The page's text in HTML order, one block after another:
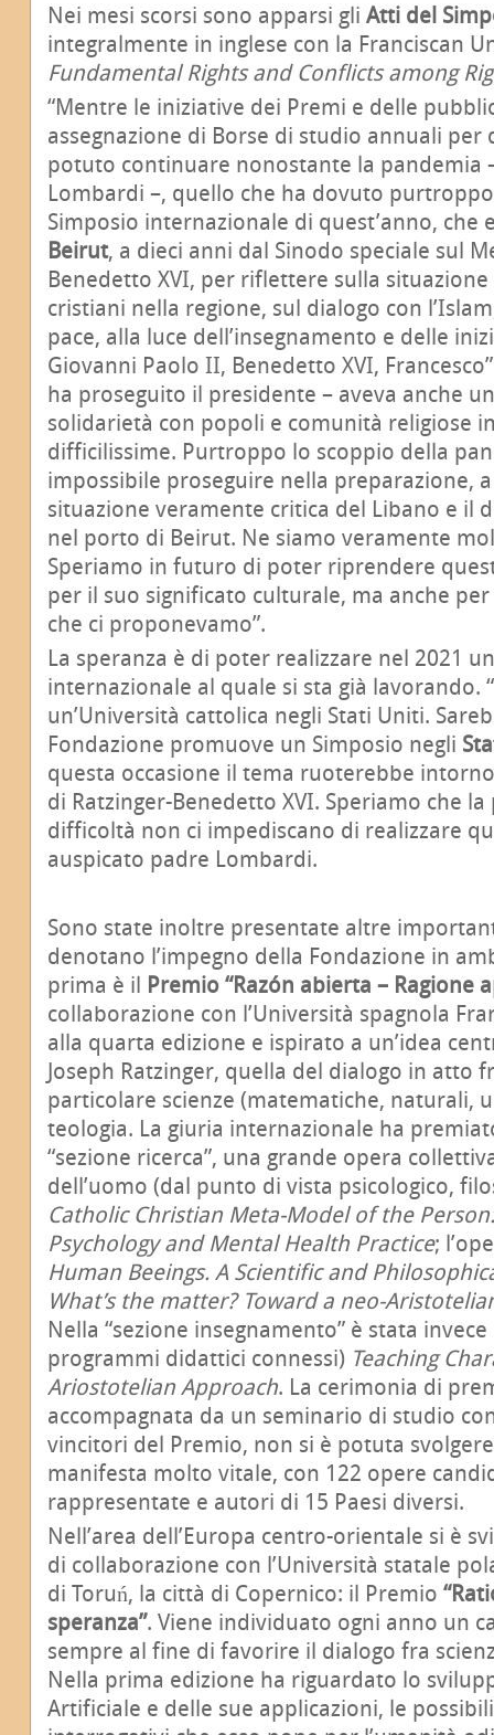
Nei mesi scorsi sono apparsi gli Atti del
integralmente in inglese con la Franciscan
Fundamental Rights and Conflicts among
“Mentre le iniziative dei Premi e delle
assegnazione di Borse di studio annuali
potuto continuare nonostante la pandemia
Lombardi –, quello che ha dovuto
Simposio internazionale di quest’anno, che
Beirut, a dieci anni dal Sinodo speciale sul
Benedetto XVI, per riflettere sulla situazione
cristiani nella regione, sul dialogo con
pace, alla luce dell’insegnamento e delle
Giovanni Paolo II, Benedetto XVI,
ha proseguito il presidente – aveva anche
solidarietà con popoli e comunità religiose
difficilissime. Purtroppo lo scoppio della
impossibile proseguire nella preparazione,
situazione veramente critica del Libano e il
nel porto di Beirut. Ne siamo veramente
Speriamo in futuro di poter riprendere
per il suo significato culturale, ma anche
che ci proponevamo”.
La speranza è di poter realizzare nel 2021
internazionale al quale si sta già lavorando.
un’Università cattolica negli Stati Uniti.
Fondazione promuove un Simposio negli
questa occasione il tema ruoterebbe
di Ratzinger-Benedetto XVI. Speriamo che
difficoltà non ci impediscano di realizzare
auspicato padre Lombardi.
Sono state inoltre presentate altre
denotano l’impegno della Fondazione in
prima è il Premio “Razón abierta – Ragione
collaborazione con l’Università spagnola
alla quarta edizione e ispirato a un’idea
Joseph Ratzinger, quella del dialogo in atto
particolare scienze (matematiche, naturali,
teologia. La giuria internazionale ha
“sezione ricerca”, una grande opera
dell’uomo (dal punto di vista psicologico,
Catholic Christian Meta-Model of the
Psychology and Mental Health Practice;
Human Beeings. A Scientific and
What’s the matter? Toward a neo-
Nella “sezione insegnamento” è stata
programmi didattici connessi) Teaching
Ariostotelian Approach. La cerimonia di
accompagnata da un seminario di studio
vincitori del Premio, non si è potuta
manifesta molto vitale, con 122 opere
rappresentate e autori di 15 Paesi diversi.
Nell’area dell’Europa centro-orientale si è
di collaborazione con l’Università statale
di Toruń, la città di Copernico: il Premio
speranza”. Viene individuato ogni anno un
sempre al fine di favorire il dialogo fra
Nella prima edizione ha riguardato lo
Artificiale e delle sue applicazioni, le